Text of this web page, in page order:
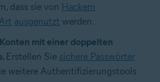
dass sie von Hackern
ausgenutzt werden.
mit einer doppelten
Erstellen Sie sichere Passwörter
weitere Authentifizierungstools